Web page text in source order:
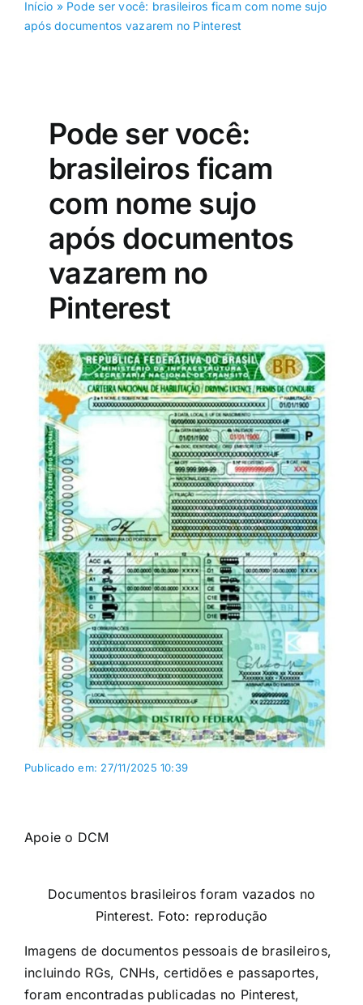
Início » Pode ser você: brasileiros ficam com nome sujo
após documentos vazarem no Pinterest
Pode ser você:
brasileiros ficam
com nome sujo
após documentos
vazarem no
Pinterest
Publicado em: 27/11/2025 10:39
Apoie o DCM
Documentos brasileiros foram vazados no
Pinterest. Foto: reprodução
Imagens de documentos pessoais de brasileiros,
incluindo RGs, CNHs, certidões e passaportes,
foram encontradas publicadas no Pinterest,